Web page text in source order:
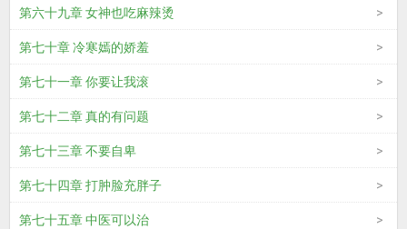
第六十九章 女神也吃麻辣烫
第七十章 冷寒嫣的娇羞
第七十一章 你要让我滚
第七十二章 真的有问题
第七十三章 不要自卑
第七十四章 打肿脸充胖子
第七十五章 中医可以治